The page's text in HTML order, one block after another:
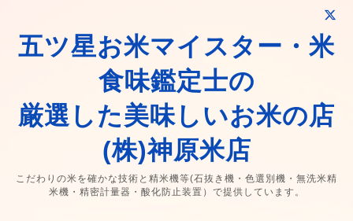
五ツ星お米マイスター・米
食味鑑定士の
厳選した美味しいお米の店
(株)神原米店
こだわりの米を確かな技術と精米機等(石抜き機・色選別機・無洗米精
米機・精密計量器・酸化防止装置）で提供しています。